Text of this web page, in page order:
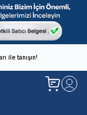
ile tanışın!